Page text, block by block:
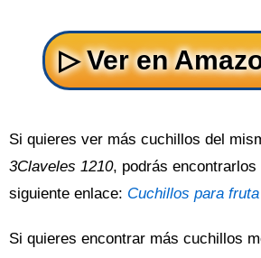
Si quieres ver más cuchillos del
3Claveles 1210, podrás encontrarlos
siguiente enlace: Cuchillos para
Si quieres encontrar más cuchillos